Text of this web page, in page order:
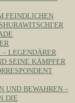
FEINDLICHEN
– LEGENDÄRER
SEINE KÄMPFER
UND BEWAHREN –
DIE